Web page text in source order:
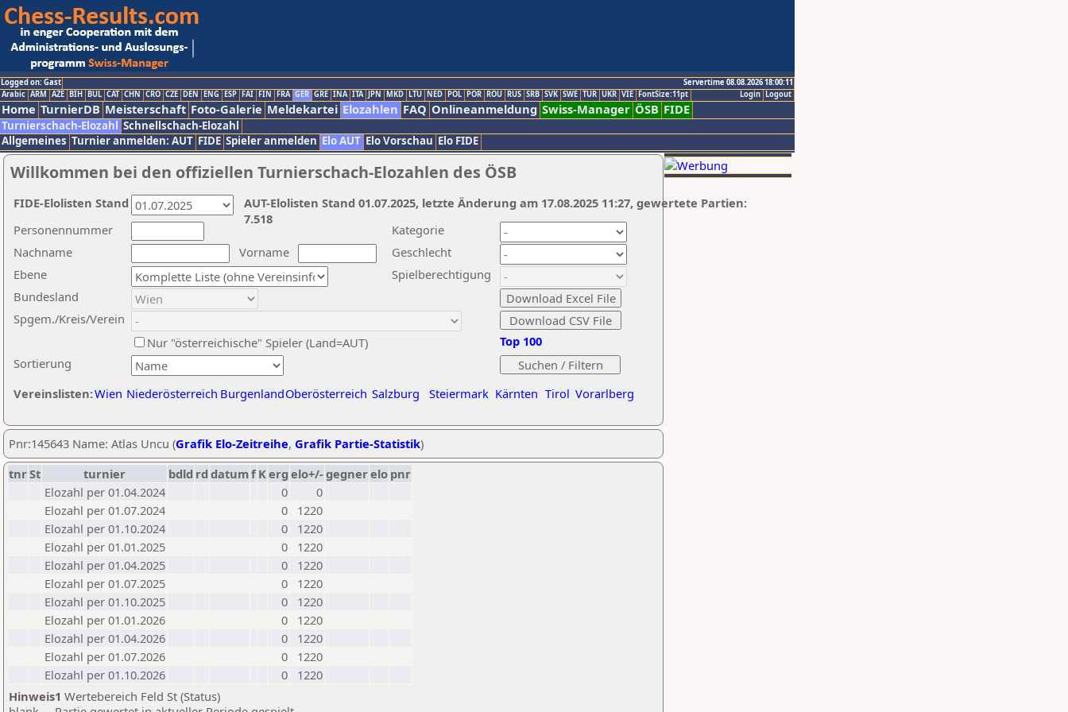
Logged on: Gast
Servertime 08.08.2026 18:00:11
Logout
Login
Arabic ARM AZE BIH BUL CAT CHN CRO CZE DEN ENG ESP FAI FIN FRA GER GRE INA ITA JPN MKD LTU NED POL POR ROU RUS SRB SVK SWE TUR UKR VIE FontSize:11pt
Home TurnierDB Meisterschaft Foto-Galerie Meldekartei Elozahlen FAQ Onlineanmeldung Swiss-Manager ÖSB FIDE
Turnierschach-Elozahl Schnellschach-Elozahl
Allgemeines Turnier anmelden: AUT FIDE Spieler anmelden Elo AUT Elo Vorschau Elo FIDE
Willkommen bei den offiziellen Turnierschach-Elozahlen des ÖSB
Nachname
Vorname
Ebene
Kategorie
Sortierung
Personennummer
Bundesland
Spgem./Kreis/Verein
Geschlecht
Nur "österreichische" Spieler (Land=AUT)
Spielberechtigung
Vereinslisten:Wien Niederösterreich BurgenlandOberösterreich Salzburg Steiermark Kärnten Tirol Vorarlberg
Top 100
AUT-Elolisten Stand 01.07.2025, letzte Änderung am 17.08.2025 11:27, gewertete Partien:
7.518
FIDE-Elolisten Stand
Pnr:145643 Name: Atlas Uncu (Grafik Elo-Zeitreihe, Grafik Partie-Statistik)
tnrSt turnier bdld rd datumf Kerg elo+/-gegnerelo pnr
Elozahl per 01.04.2024
0
0
Elozahl per 01.07.2024
0
1220
Elozahl per 01.10.2024
0
1220
Elozahl per 01.01.2025
0
1220
Elozahl per 01.04.2025
0
1220
Elozahl per 01.07.2025
0
1220
Elozahl per 01.10.2025
0
1220
Elozahl per 01.01.2026
0
1220
Elozahl per 01.04.2026
0
1220
Elozahl per 01.07.2026
0
1220
Elozahl per 01.10.2026
0
1220
Hinweis1 Wertebereich Feld St (Status)